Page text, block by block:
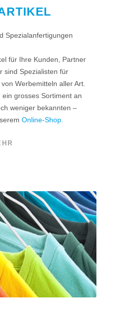
Spezialanfertigungen
für Ihre Kunden, Partner
sind Spezialisten für
Werbemitteln aller Art.
grosses Sortiment an
weniger bekannten –
Online-Shop.